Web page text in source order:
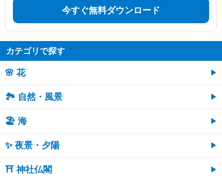
今すぐ無料ダウンロード
カテゴリで探す
🌸 花
🏞️ 自然・風景
🏖 海
✨ 夜景・夕陽
⛩ 神社仏閣